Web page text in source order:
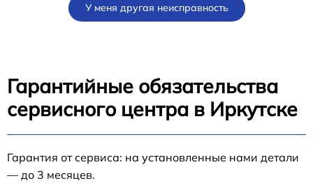
У меня другая неисправность
Гарантийные обязательства
сервисного центра в Иркутске
Гарантия от сервиса: на установленные нами детали
— до 3 месяцев.